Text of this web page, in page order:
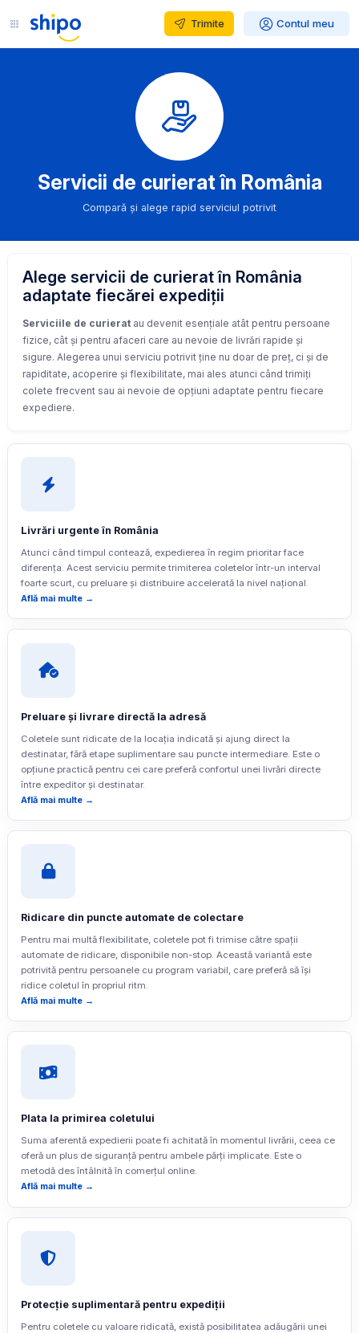
Trimite Contul meu
Servicii de curierat în România
Compară și alege rapid serviciul potrivit
Alege servicii de curierat în România
adaptate fiecărei expediții
Serviciile de curierat au devenit esențiale atât pentru persoane
fizice, cât și pentru afaceri care au nevoie de livrări rapide și
sigure. Alegerea unui serviciu potrivit ține nu doar de preț, ci și de
rapiditate, acoperire și flexibilitate, mai ales atunci când trimiți
colete frecvent sau ai nevoie de opțiuni adaptate pentru fiecare
expediere.
Livrări urgente în România
Atunci când timpul contează, expedierea în regim prioritar face
diferența. Acest serviciu permite trimiterea coletelor într-un interval
foarte scurt, cu preluare și distribuire accelerată la nivel național.
Află mai multe →
Preluare și livrare directă la adresă
Coletele sunt ridicate de la locația indicată și ajung direct la
destinatar, fără etape suplimentare sau puncte intermediare. Este o
opțiune practică pentru cei care preferă confortul unei livrări directe
între expeditor și destinatar.
Află mai multe →
Ridicare din puncte automate de colectare
Pentru mai multă flexibilitate, coletele pot fi trimise către spații
automate de ridicare, disponibile non-stop. Această variantă este
potrivită pentru persoanele cu program variabil, care preferă să își
ridice coletul în propriul ritm.
Află mai multe →
Plata la primirea coletului
Suma aferentă expedierii poate fi achitată în momentul livrării, ceea ce
oferă un plus de siguranță pentru ambele părți implicate. Este o
metodă des întâlnită în comerțul online.
Află mai multe →
Protecție suplimentară pentru expediții
Pentru coletele cu valoare ridicată, există posibilitatea adăugării unei